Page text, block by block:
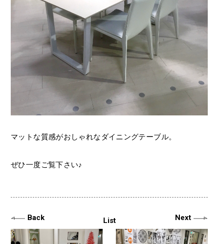
マットな質感がおしゃれなダイニングテーブル。
ぜひ一度ご覧下さい♪
Back Next
List